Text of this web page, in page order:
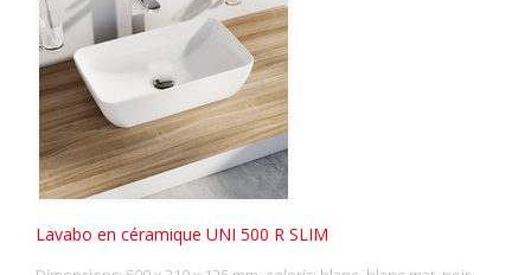
Lavabo en céramique UNI 500 R SLIM